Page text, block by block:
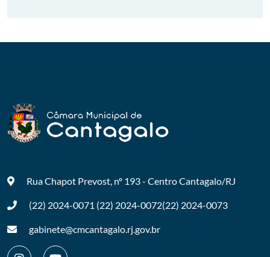
Rua Chapot Prevost, nº 193 - CentroCantagalo/RJ
(22) 2024-0071 (22) 2024-0072(22) 2024-0073
gabinete@cmcantagalo.rj.gov.br